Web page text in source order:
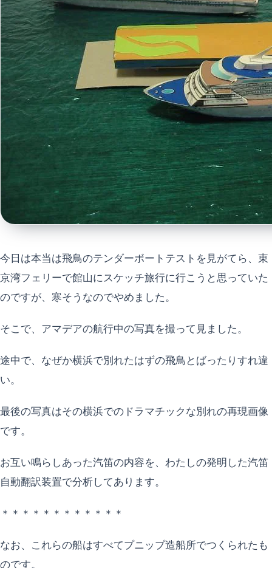
今日は本当は飛鳥のテンダーボートテストを見がてら、東
京湾フェリーで館山にスケッチ旅行に行こうと思っていた
のですが、寒そうなのでやめました。
そこで、アマデアの航行中の写真を撮って見ました。
途中で、なぜか横浜で別れたはずの飛鳥とばったりすれ違
い。
最後の写真はその横浜でのドラマチックな別れの再現画像
です。
お互い鳴らしあった汽笛の内容を、わたしの発明した汽笛
自動翻訳装置で分析してあります。
＊＊＊＊＊＊＊＊＊＊＊＊
なお、これらの船はすべてプニップ造船所でつくられたも
のです。